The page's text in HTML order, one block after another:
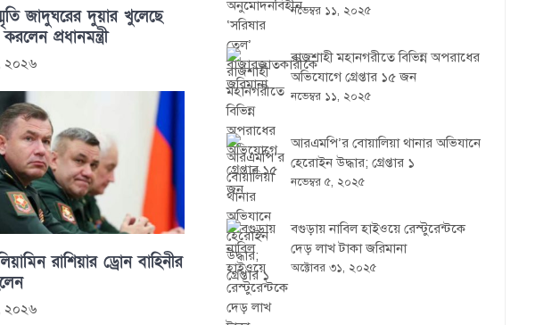
জাদুঘরের দুয়ার খুলেছে
প্রধানমন্ত্রী
২০২৬
রাশিয়ার ড্রোন বাহিনীর
২০২৬
নভেম্বর ১১, ২০২৫
রাজশাহী মহানগরীতে বিভিন্ন অপরাধের
অভিযোগে গ্রেপ্তার ১৫ জন
নভেম্বর ১১, ২০২৫
আরএমপি’র বোয়ালিয়া থানার অভিযানে
হেরোইন উদ্ধার; গ্রেপ্তার ১
নভেম্বর ৫, ২০২৫
বগুড়ায় নাবিল হাইওয়ে রেস্টুরেন্টকে
দেড় লাখ টাকা জরিমানা
অক্টোবর ৩১, ২০২৫